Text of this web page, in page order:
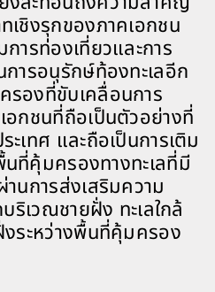
เชิงรุกของภาคเอกชน
ารท่องเที่ยวและการ
การอนุรักษ์ท้องทะเลอีก
องที่ขับเคลื่อนการ
อกชนที่ถือเป็นตัวอย่างที่
เทศ และถือเป็นการเติม
ที่คุ้มครองทางทะเลที่มี
นการส่งเสริมความ
ริเวณชายฝั่ง ทะเลใกล้
งระหว่างพื้นที่คุ้มครอง